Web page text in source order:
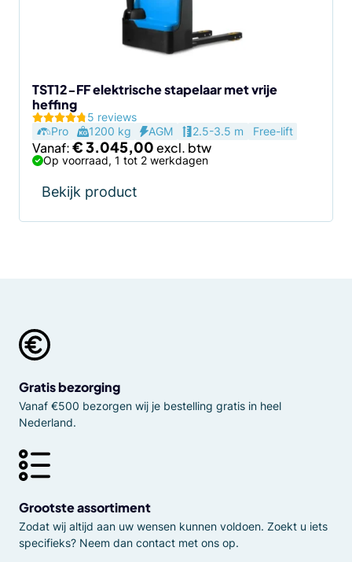
TST12-FF elektrische stapelaar met vrije
heffing
5 reviews
Pro
1200 kg AGM 2.5-3.5 m Free-lift
Vanaf:€3.045,00
Op voorraad, 1 tot 2 werkdagen
Bekijk product
de
productpagina
Gratis bezorging
Vanaf €500 bezorgen wij je bestelling gratis in heel
Nederland.
Grootste assortiment
Zodat wij altijd aan uw wensen kunnen voldoen. Zoekt u iets
specifieks? Neem dan contact met ons op.